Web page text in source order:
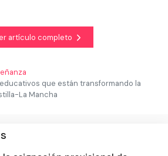
artículo completo
que están transformando la
La Mancha